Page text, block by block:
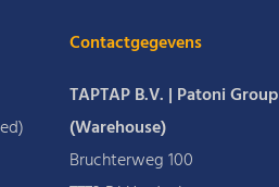
Contactgegevens
TAPTAP B.V. | Patoni Group
(Warehouse)
Bruchterweg 100